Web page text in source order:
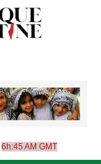
6h:45 AM GMT